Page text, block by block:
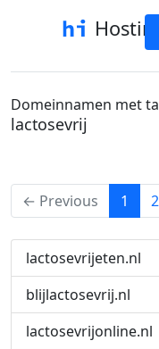
Domeinnamen met
lactosevrij
← Previous 1 2
lactosevrijeten.nl
blijlactosevrij.nl
lactosevrijonline.nl